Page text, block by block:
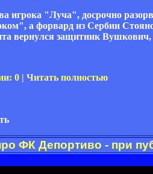
игрока "Луча", досрочно
а форвард из Сербии
вернулся защитник
0 | Читать полностью
ФК Депортиво - при